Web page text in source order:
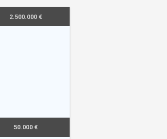
2.500.000 €
50.000 €